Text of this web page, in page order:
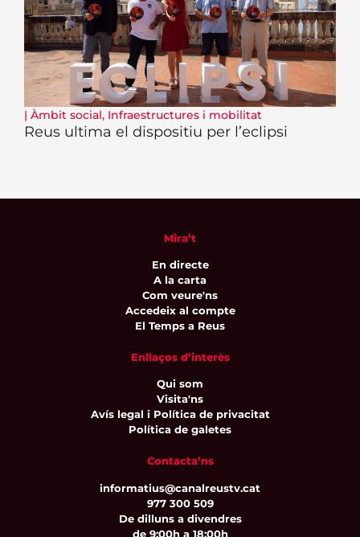
| Àmbit social, Infraestructures i mobilitat
Reus ultima el dispositiu per l’eclipsi
Mira’t
En directe
A la carta
Com veure'ns
Accedeix al compte
El Temps a Reus
Enllaços d’interès
Qui som
Visita'ns
Avís legal i Política de privacitat
Política de galetes
Contacta’ns
informatius@canalreustv.cat
977 300 509
De dilluns a divendres
de 9:00h a 18:00h